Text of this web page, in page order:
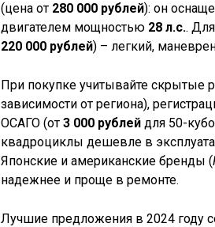
(цена от 280 000 рублей): он
двигателем мощностью 28 л.с..
220 000 рублей) – легкий,
При покупке учитывайте скрытые
зависимости от региона),
ОСАГО (от 3 000 рублей для 50-
квадроциклы дешевле в
Японские и американские бренды (
надежнее и проще в ремонте.
Лучшие предложения в 2024 году